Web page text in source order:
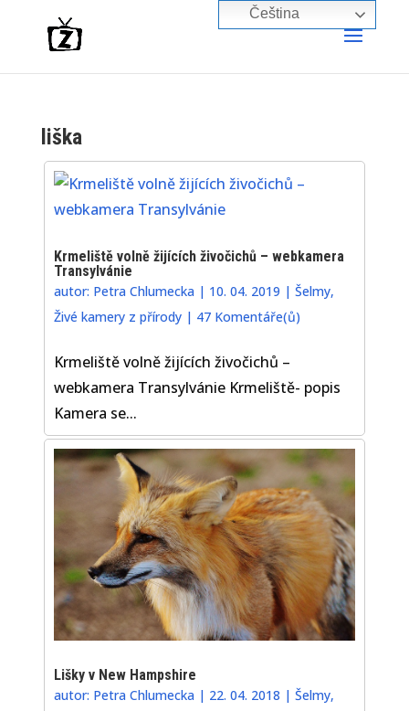
liška
Krmeliště volně žijících živočichů – webkamera
Transylvánie
autor: Petra Chlumecka | 10. 04. 2019 |Šelmy,
Živé kamery z přírody | 47 Komentáře(ů)
Krmeliště volně žijících živočichů –
webkamera Transylvánie Krmeliště- popis
Kamera se...
Lišky v New Hampshire
autor: Petra Chlumecka | 22. 04. 2018 |Šelmy,
Čeština‎